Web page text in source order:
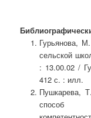
Гурьянова,
сельской
: 13.00.02 /
412 с. : илл.
Пушкарева,
способ